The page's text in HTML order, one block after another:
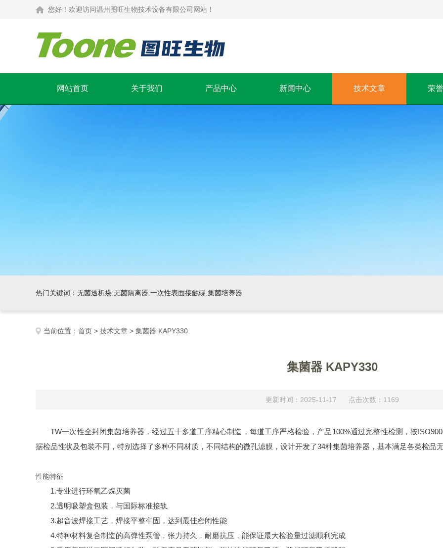
您好！欢迎访问温州图旺生物技术设备有限公司网站！
网站首页 关于我们 产品中心 新闻中心 技术文章 荣
热门关键词： 无菌透析袋 无菌隔离器 一次性表面接触碟 集菌培养器
当前位置： 首页 > 技术文章 > 集菌器 KAPY330
集菌器 KAPY330
更新时间：2025-11-17 点击次数：1169
TW一次性全封闭集菌培养器，经过五十多道工序精心制造，每道工序严格检验，产品100%通过完整性检测，按
据检品性状及包装不同，特别选择了多种不同材质，不同结构的微孔滤膜，设计开发了34种集菌培养器，基本满足各类检品
性能特征
1.专业进行环氧乙烷灭菌
2.透明吸塑盒包装，与国际标准接轨
3.超音波焊接工艺，焊接平整牢固，达到最佳密闭性能
4.特种材料复合制造的高弹性泵管，张力持久，耐磨抗压，能保证最大检验量过滤顺利完成